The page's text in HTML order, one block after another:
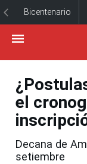
Bicentenario
el
Decana de
setiembre